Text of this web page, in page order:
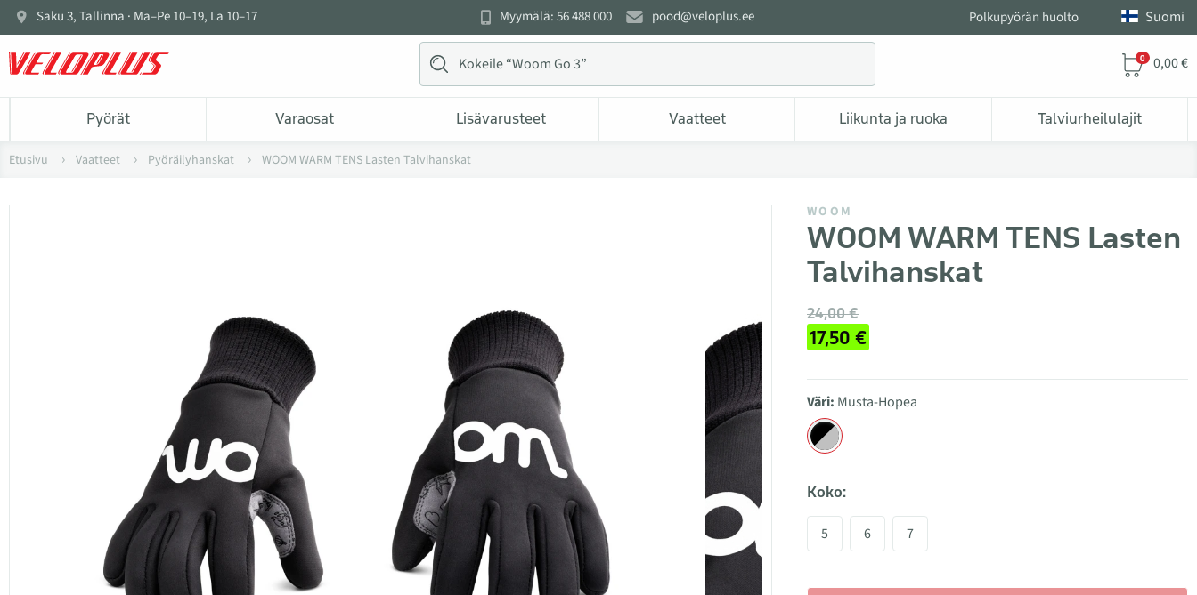
Saku 3, Tallinna · Ma–Pe 10–19, La 10–17 Myymälä: 56 488 000 pood@veloplus.ee Polkupyörän huolto Suomi
0 0,00 €
Pyörät Varaosat Lisävarusteet Vaatteet Liikunta ja ruoka Talviurheilulajit
Etusivu Vaatteet Pyöräilyhanskat WOOM WARM TENS Lasten Talvihanskat
WOOM
WOOM WARM TENS Lasten
Talvihanskat
24,00 €
17,50 €
Väri: Musta-Hopea
Koko:
5 6 7